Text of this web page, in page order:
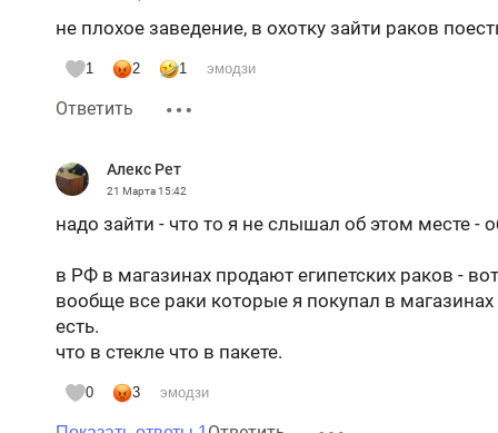
не плохое заведение, в охотку зайти раков
1 2 1 эмодзи
Ответить
Алекс Рет
21 Марта15:42
надо зайти - что то я не слышал об этом месте -
в РФ в магазинах продают египетских раков -
вообще все раки которые я покупал в
есть.
что в стекле что в пакете.
0 3 эмодзи